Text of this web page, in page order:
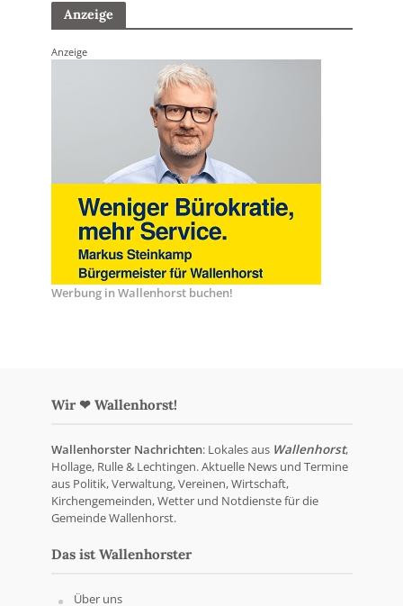
Anzeige
Anzeige
Werbung in Wallenhorst buchen!
Wir ❤ Wallenhorst!
Wallenhorster Nachrichten: Lokales aus Wallenhorst,
Hollage, Rulle & Lechtingen. Aktuelle News und Termine
aus Politik, Verwaltung, Vereinen, Wirtschaft,
Kirchengemeinden, Wetter und Notdienste für die
Gemeinde Wallenhorst.
Das ist Wallenhorster
Über uns